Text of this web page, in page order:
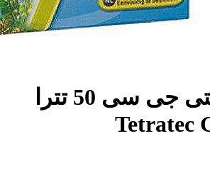
سیفون دستی جی سی 50 تترا